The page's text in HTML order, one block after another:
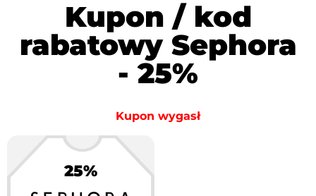
Kupon / kod
rabatowy Sephora
- 25%
Kupon wygasł
25%